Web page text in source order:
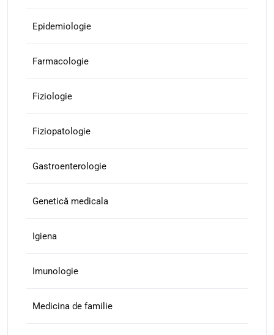
Epidemiologie
Farmacologie
Fiziologie
Fiziopatologie
Gastroenterologie
Genetică medicala
Igiena
Imunologie
Medicina de familie